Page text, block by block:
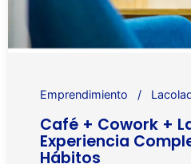
Emprendimiento
Café + Cowork +
Experiencia
Hábitos